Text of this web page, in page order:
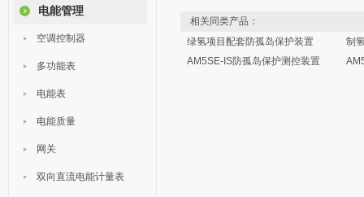
电能管理
空调控制器
多功能表
电能表
电能质量
网关
双向直流电能计量表
相关同类产品：
绿氢项目配套防孤岛保护装置
制
AM5SE-IS防孤岛保护测控装置